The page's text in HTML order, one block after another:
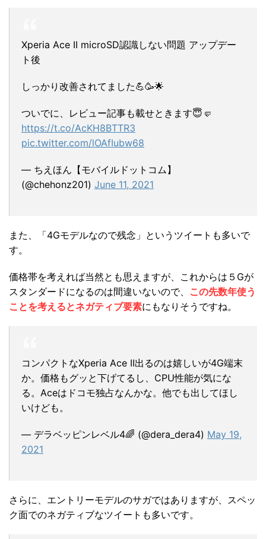
Xperia Ace II microSD認識しない問題 アップデー
ト後
しっかり改善されてました💪🥳🌟
ついでに、レビュー記事も載せときます😇🤛
https://t.co/AcKH8BTTR3
pic.twitter.com/lOAfIubw68
— ちえほん【モバイルドットコム】
(@chehonz201) June 11, 2021
また、「4Gモデルなので残念」というツイートも多いで
す。
価格帯を考えれば当然とも思えますが、これからは５Gが
スタンダードになるのは間違いないので、 この先数年使う
ことを考えるとネガティブ要素にもなりそうですね。
コンパクトなXperia Ace II出るのは嬉しいが4G端末
か。価格もグッと下げてるし、CPU性能が気にな
る。Aceはドコモ独占なんかな。他でも出してほし
いけども。
— デラベッピンレベル4🌈 (@dera_dera4) May 19,
2021
さらに、エントリーモデルのサガではありますが、スペッ
ク面でのネガティブなツイートも多いです。